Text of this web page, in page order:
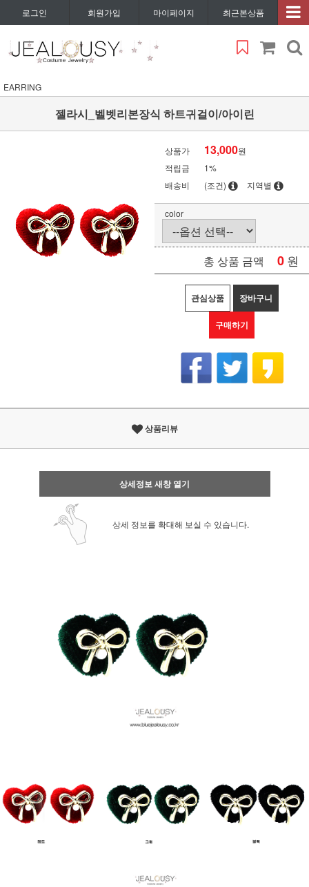
로그인 회원가입 마이페이지 최근본상품
EARRING
젤라시_벨벳리본장식 하트귀걸이/아이린
상품가 13,000원
적립금
1%
배송비
(조건) 지역별
color
총 상품 금액 0 원
관심상품 장바구니
구매하기
상품리뷰
상세정보 새창 열기
상세 정보를 확대해 보실 수 있습니다.